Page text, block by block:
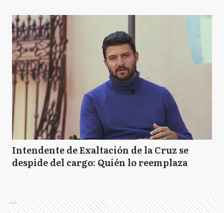
Intendente de Exaltación de la Cruz se
despide del cargo: Quién lo reemplaza
Ads